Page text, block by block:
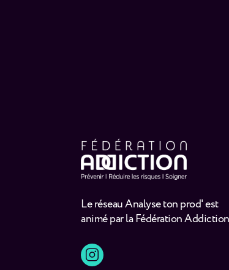
Le réseau Analyse ton prod' est
animé par la Fédération Addiction